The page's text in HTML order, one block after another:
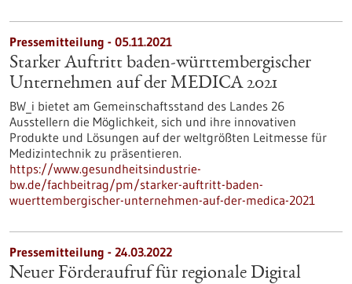
Pressemitteilung - 05.11.2021
Starker Auftritt baden-württembergischer
Unternehmen auf der MEDICA 2021
BW_i bietet am Gemeinschaftsstand des Landes 26
Ausstellern die Möglichkeit, sich und ihre innovativen
Produkte und Lösungen auf der weltgrößten Leitmesse für
Medizintechnik zu präsentieren.
https://www.gesundheitsindustrie-
bw.de/fachbeitrag/pm/starker-auftritt-baden-
wuerttembergischer-unternehmen-auf-der-medica-2021
Pressemitteilung - 24.03.2022
Neuer Förderaufruf für regionale Digital